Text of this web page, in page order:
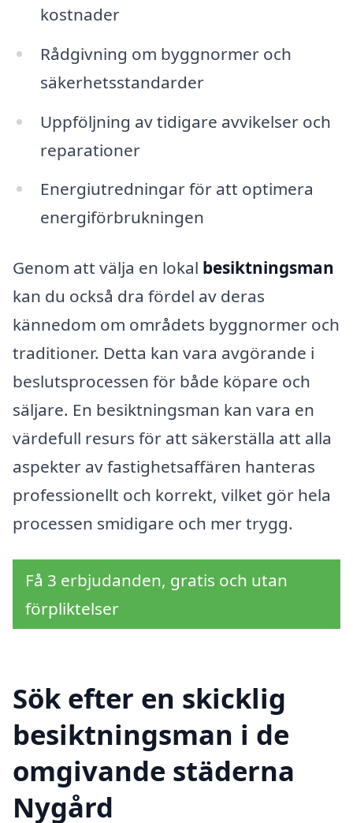
kostnader
Rådgivning om byggnormer och
säkerhetsstandarder
Uppföljning av tidigare avvikelser och
reparationer
Energiutredningar för att optimera
energiförbrukningen
Genom att välja en lokal besiktningsman
kan du också dra fördel av deras
kännedom om områdets byggnormer och
traditioner. Detta kan vara avgörande i
beslutsprocessen för både köpare och
säljare. En besiktningsman kan vara en
värdefull resurs för att säkerställa att alla
aspekter av fastighetsaffären hanteras
professionellt och korrekt, vilket gör hela
processen smidigare och mer trygg.
Få 3 erbjudanden, gratis och utan
förpliktelser
Sök efter en skicklig
besiktningsman i de
omgivande städerna
Nygård